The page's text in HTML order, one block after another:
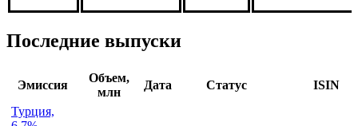
***
Последние выпуски